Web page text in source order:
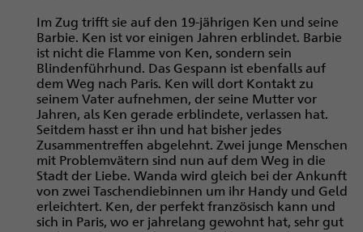
Im Zug trifft sie auf den 19-jährigen Ken und seine
Barbie. Ken ist vor einigen Jahren erblindet. Barbie
ist nicht die Flamme von Ken, sondern sein
Blindenführhund. Das Gespann ist ebenfalls auf
dem Weg nach Paris. Ken will dort Kontakt zu
seinem Vater aufnehmen, der seine Mutter vor
Jahren, als Ken gerade erblindete, verlassen hat.
Seitdem hasst er ihn und hat bisher jedes
Zusammentreffen abgelehnt. Zwei junge Menschen
mit Problemvätern sind nun auf dem Weg in die
Stadt der Liebe. Wanda wird gleich bei der Ankunft
von zwei Taschendiebinnen um ihr Handy und Geld
erleichtert. Ken, der perfekt französisch kann und
sich in Paris, wo er jahrelang gewohnt hat, sehr gut